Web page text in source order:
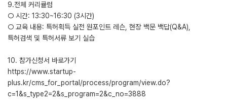
9.전체 커리큘럼
○ 시간: 13:30~16:30 (3시간)
○ 교육 내용: 특허획득 실전 원포인트 레슨, 현장 백문 백답(Q&A),
특허검색 및 특허서류 보기 실습
10. 참가신청서 바로가기
https://www.startup-
plus.kr/cms_for_portal/process/program/view.do?
c=1&s_type2=2&s_program=2&c_no=3888